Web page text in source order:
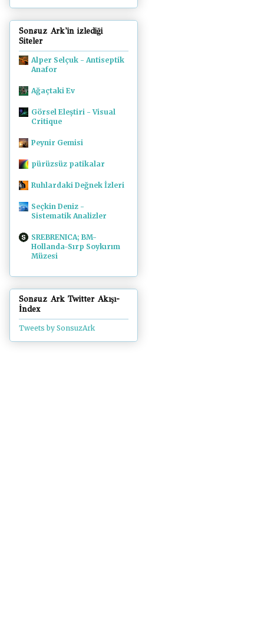
Sonsuz Ark'in izlediği
Siteler
Alper Selçuk - Antiseptik
Anafor
Ağaçtaki Ev
Görsel Eleştiri - Visual
Critique
Peynir Gemisi
pürüzsüz patikalar
Ruhlardaki Değnek İzleri
Seçkin Deniz -
Sistematik Analizler
SREBRENICA; BM-
Hollanda-Sırp Soykırım
Müzesi
Sonsuz Ark Twitter Akışı-
İndex
Tweets by SonsuzArk